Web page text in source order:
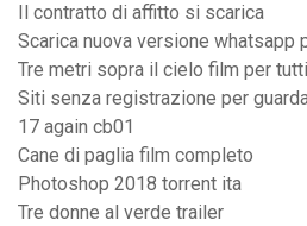
Il contratto di affitto si scarica
Scarica nuova versione whatsapp
Tre metri sopra il cielo film per tutti
Siti senza registrazione per
17 again cb01
Cane di paglia film completo
Photoshop 2018 torrent ita
Tre donne al verde trailer